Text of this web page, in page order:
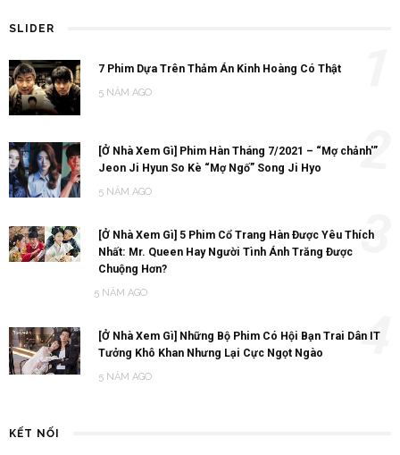
SLIDER
7 Phim Dựa Trên Thảm Án Kinh Hoàng Có Thật
5 NĂM AGO
[Ở Nhà Xem Gì] Phim Hàn Tháng 7/2021 – “Mợ chảnh'”
Jeon Ji Hyun So Kè “Mợ Ngố” Song Ji Hyo
5 NĂM AGO
2
[Ở Nhà Xem Gì] 5 Phim Cổ Trang Hàn Được Yêu Thích
Nhất: Mr. Queen Hay Người Tình Ánh Trăng Được
Chuộng Hơn?
5 NĂM AGO
3
[Ở Nhà Xem Gì] Những Bộ Phim Có Hội Bạn Trai Dân IT
Tưởng Khô Khan Nhưng Lại Cực Ngọt Ngào
5 NĂM AGO
4
KẾT NỐI